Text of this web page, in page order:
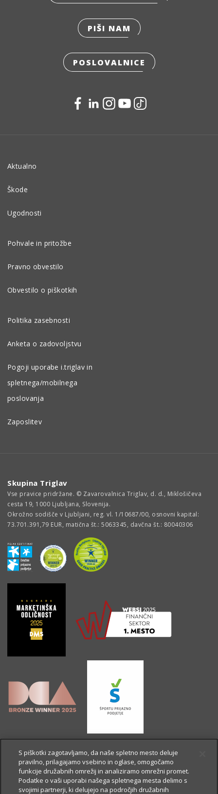
PIŠI NAM
POSLOVALNICE
Aktualno
Škode
Ugodnosti
Pohvale in pritožbe
Pravno obvestilo
Obvestilo o piškotkih
Politika zasebnosti
Anketa o zadovoljstvu
Pogoji uporabe i.triglav in
spletnega/mobilnega
poslovanja
Zaposlitev
Skupina Triglav
Vse pravice pridržane. © Zavarovalnica Triglav, d. d., Miklošičeva
cesta 19, 1000 Ljubljana, Slovenija.
Okrožno sodišče v Ljubljani, reg. vl. 1/10687/00, osnovni kapital:
73.701.391,79 EUR, matična št.: 5063345, davčna št.: 80040306
S piškotki zagotavljamo, da naše spletno mesto deluje
pravilno, prilagajamo vsebino in oglase, omogočamo
funkcije družabnih omrežij in analiziramo omrežni promet.
Podatke o vaši uporabi našega spletnega mesta delimo s
svojimi partnerji, ki delujejo na področjih družabnih